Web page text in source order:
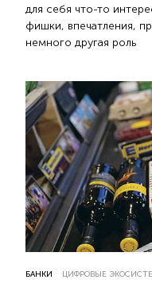
для себя что-то
фишки, впечатления,
немного другая роль
БАНКИ ЦИФРОВЫЕ